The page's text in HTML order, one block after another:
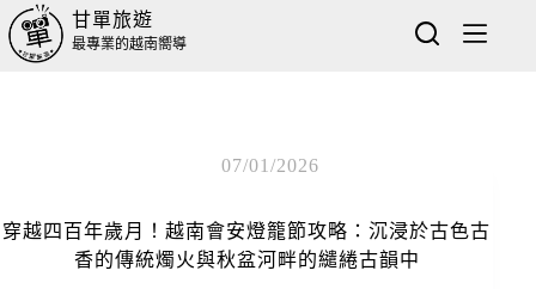
甘單旅遊
最專業的越南嚮導
07/01/2026
穿越四百年歲月！越南會安燈籠節攻略：沉浸於古色古
香的傳統燭火與秋盆河畔的繾綣古韻中